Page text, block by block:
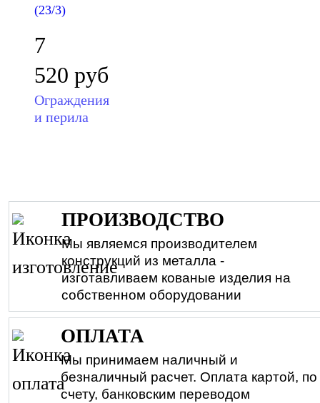
(23/3)
7
520 руб
Ограждения
и перила
ПРОИЗВОДСТВО
Мы являемся производителем
конструкций из металла -
изготавливаем кованые изделия на
собственном оборудовании
ОПЛАТА
Мы принимаем наличный и
безналичный расчет. Оплата картой, по
счету, банковским переводом